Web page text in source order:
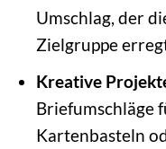
Umschlag, der
Zielgruppe
Kreative
Briefumschläge
Kartenbasteln